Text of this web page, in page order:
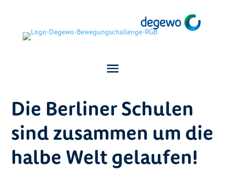
Die Berliner Schulen
sind zusammen um die
halbe Welt gelaufen!